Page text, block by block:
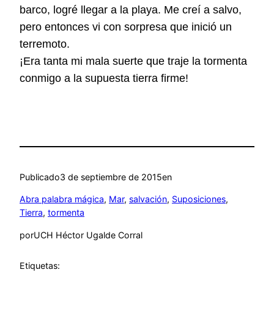
barco, logré
llegar a la playa. Me creí a salvo,
pero entonces vi con sorpresa que inició un
terremoto.
¡Era tanta mi mala suerte que traje la tormenta
conmigo a la supuesta tierra firme!
Publicado3 de septiembre de 2015en
Abra palabra mágica, Mar, salvación, Suposiciones
Tierra, tormenta
porUCH Héctor Ugalde Corral
Etiquetas: